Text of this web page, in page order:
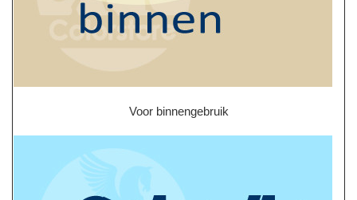
Voor binnengebruik